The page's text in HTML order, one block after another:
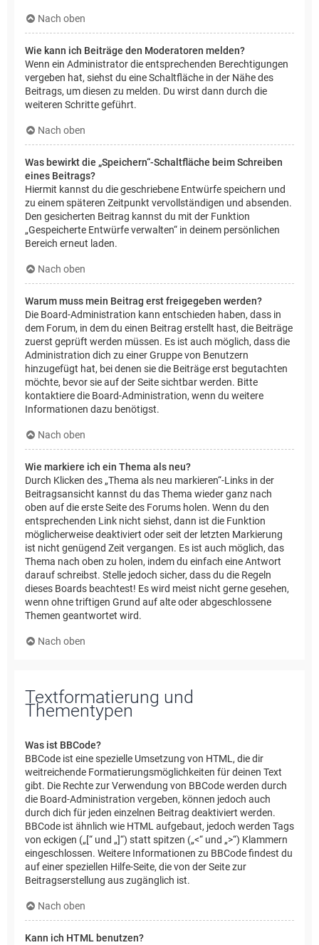
Nach oben
Wie kann ich Beiträge den Moderatoren melden?
Wenn ein Administrator die entsprechenden Berechtigungen
vergeben hat, siehst du eine Schaltfläche in der Nähe des
Beitrags, um diesen zu melden. Du wirst dann durch die
weiteren Schritte geführt.
Nach oben
Was bewirkt die „Speichern“-Schaltfläche beim Schreiben
eines Beitrags?
Hiermit kannst du die geschriebene Entwürfe speichern und
zu einem späteren Zeitpunkt vervollständigen und absenden.
Den gesicherten Beitrag kannst du mit der Funktion
„Gespeicherte Entwürfe verwalten“ in deinem persönlichen
Bereich erneut laden.
Nach oben
Warum muss mein Beitrag erst freigegeben werden?
Die Board-Administration kann entschieden haben, dass in
dem Forum, in dem du einen Beitrag erstellt hast, die Beiträge
zuerst geprüft werden müssen. Es ist auch möglich, dass die
Administration dich zu einer Gruppe von Benutzern
hinzugefügt hat, bei denen sie die Beiträge erst begutachten
möchte, bevor sie auf der Seite sichtbar werden. Bitte
kontaktiere die Board-Administration, wenn du weitere
Informationen dazu benötigst.
Nach oben
Wie markiere ich ein Thema als neu?
Durch Klicken des „Thema als neu markieren“-Links in der
Beitragsansicht kannst du das Thema wieder ganz nach
oben auf die erste Seite des Forums holen. Wenn du den
entsprechenden Link nicht siehst, dann ist die Funktion
möglicherweise deaktiviert oder seit der letzten Markierung
ist nicht genügend Zeit vergangen. Es ist auch möglich, das
Thema nach oben zu holen, indem du einfach eine Antwort
darauf schreibst. Stelle jedoch sicher, dass du die Regeln
dieses Boards beachtest! Es wird meist nicht gerne gesehen,
wenn ohne triftigen Grund auf alte oder abgeschlossene
Themen geantwortet wird.
Nach oben
Textformatierung und
Thementypen
Was ist BBCode?
BBCode ist eine spezielle Umsetzung von HTML, die dir
weitreichende Formatierungsmöglichkeiten für deinen Text
gibt. Die Rechte zur Verwendung von BBCode werden durch
die Board-Administration vergeben, können jedoch auch
durch dich für jeden einzelnen Beitrag deaktiviert werden.
BBCode ist ähnlich wie HTML aufgebaut, jedoch werden Tags
von eckigen („[“ und „]“) statt spitzen („<“ und „>“) Klammern
eingeschlossen. Weitere Informationen zu BBCode findest du
auf einer speziellen Hilfe-Seite, die von der Seite zur
Beitragserstellung aus zugänglich ist.
Nach oben
Kann ich HTML benutzen?